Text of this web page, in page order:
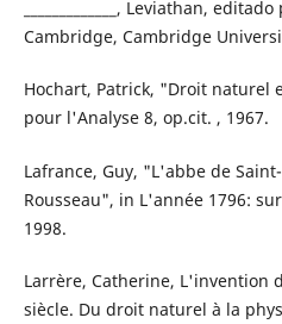
_____________, Leviathan,
Cambridge, Cambridge
Hochart, Patrick, "Droit naturel
pour l'Analyse 8, op.cit. , 1967.
Lafrance, Guy, "L'abbe de
Rousseau", in L'année 1796:
1998.
Larrère, Catherine, L'invention
siècle. Du droit naturel à la